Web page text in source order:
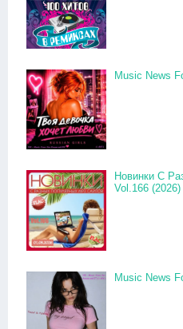
Music News
Новинки С
Vol.166
Music News